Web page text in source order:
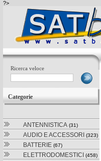
?>
Ricerca veloce
Categorie
ANTENNISTICA (31)
AUDIO E ACCESSORI (323)
BATTERIE (67)
ELETTRODOMESTICI (458)